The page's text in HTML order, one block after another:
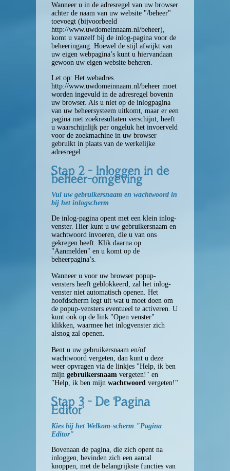
Wanneer u in de adresregel van uw browser
achter de naam van uw website "/beheer"
toevoegt (bijvoorbeeld
http://www.uwdomeinnaam.nl/beheer),
komt u vanzelf bij de inlog-pagina voor de
beheeringang. Hoewel de stijl afwijkt van
uw eigen webpagina’s kunt u hiervandaan
gewoon uw eigen website beheren.
Let op: Het webadres
http://www.uwdomeinnaam.nl/beheer moet
worden ingevuld in de adresregel bovenin
uw browser. Als u niet op de inlogpagina
van uw beheersysteem uitkomt, maar er een
pagina met zoekresultaten verschijnt, heeft
u waarschijnlijk per ongeluk het invoerveld
voor de zoekmachine in uw browser
gebruikt in plaats van de werkelijke
adresregel.
Stap 2 - Inloggen in de
beheer-omgeving
Vul uw gebruikersnaam en wachtwoord in
bij het inlogscherm
De inlog-pagina opent met een klein inlog-
venster. Hier kunt u uw gebruikersnaam en
wachtwoord invoeren, die u van ons
gekregen heeft. Klik daarna op
"Aanmelden" en u komt op de
beheerpagina’s.
Wanneer u voor uw browser popup-
vensters heeft geblokkeerd, zal het inlog-
venster niet automatisch openen. Het
hoofdscherm legt uit wat u moet doen om
de popup-vensters eventueel te activeren. U
kunt ook op de link "Open venster"
klikken, waarmee het inlogvenster zich
alsnog zal openen.
Bent u uw gebruikersnaam en/of
wachtwoord vergeten, dan kunt u deze
weer opvragen via de linkjes "Help, ik ben
mijn gebruikersnaam vergeten!" en
"Help, ik ben mijn wachtwoord vergeten!"
Stap 3 - De 'Pagina
Editor'
Kies bij het Welkom-scherm "Pagina
Editor"
Bovenaan de pagina, die zich opent na
inloggen, bevinden zich een aantal
knoppen, met de belangrijkste functies van
Algemeen
De beheer-omgeving
Inloggen
Persoonsgegevens
Waarschuwingen
Knop: Homepage
Knop: Systeem Menu
Statistiek
Persoonsgegevens
Knop: Site Inhoud
Zoekmachine
Afbeeldingen
Pagina-editor
Knop: Info & Help
Voorwaarden
Handleiding
Reseller site
Knop: Bekijk de site